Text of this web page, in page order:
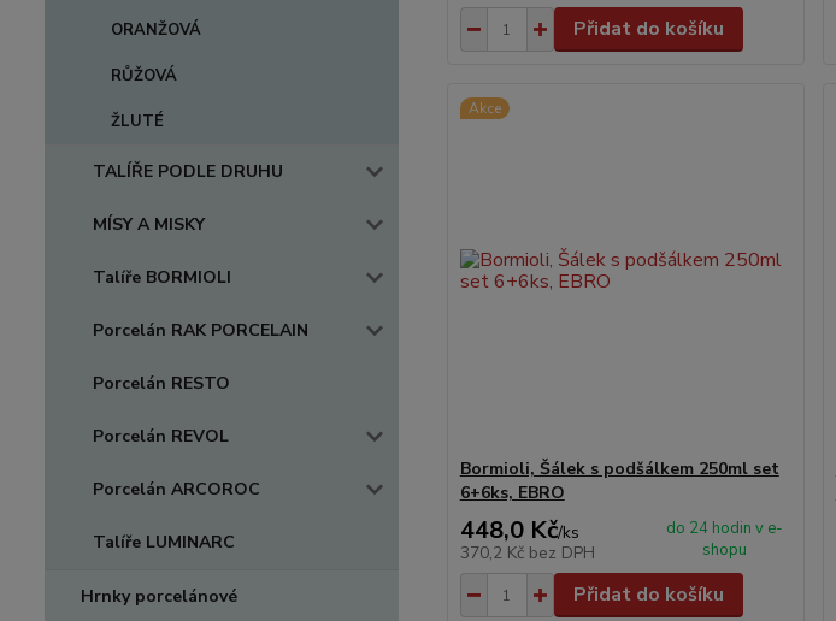
ORANŽOVÁ
RŮŽOVÁ
ŽLUTÉ
TALÍŘE PODLE DRUHU
MÍSY A MISKY
Talíře BORMIOLI
Porcelán RAK PORCELAIN
Porcelán RESTO
Porcelán REVOL
Porcelán ARCOROC
Talíře LUMINARC
Hrnky porcelánové
Přidat do košíku
Akce
Bormioli, Šálek s podšálkem 250ml set
6+6ks, EBRO
448,0 Kč/ks
370,2 Kč bez DPH
do 24 hodin v e-
shopu
Přidat do košíku